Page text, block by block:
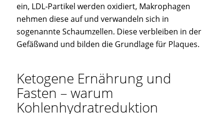
ein, LDL-Partikel werden oxidiert, Makrophagen
nehmen diese auf und verwandeln sich in
sogenannte Schaumzellen. Diese verbleiben in der
Gefäßwand und bilden die Grundlage für Plaques.
Ketogene Ernährung und
Fasten – warum
Kohlenhydratreduktion